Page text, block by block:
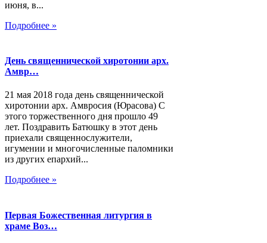
июня, в...
Подробнее »
День священнической хиротонии арх.
Амвр…
21 мая 2018 года день священнической
хиротонии арх. Амвросия (Юрасова) С
этого торжественного дня прошло 49
лет. Поздравить Батюшку в этот день
приехали священнослужители,
игумении и многочисленные паломники
из других епархий...
Подробнее »
Первая Божественная литургия в
храме Воз…